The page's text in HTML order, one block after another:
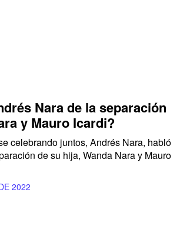
Nara de la separación
y Mauro Icardi?
celebrando juntos, Andrés Nara, habló
de su hija, Wanda Nara y Mauro
2022